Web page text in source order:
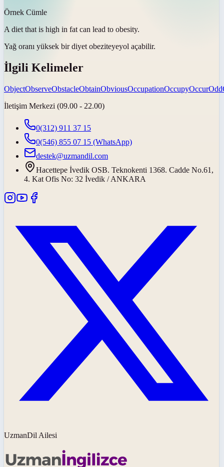
Örnek Cümle
A diet that is high in fat can lead to obesity.
Yağ oranı yüksek bir diyet obeziteyeyol açabilir.
İlgili Kelimeler
ObjectObserveObstacleObtainObviousOccupationOccupyOccurOdd
İletişim Merkezi (09.00 - 22.00)
0(312) 911 37 15
0(546) 855 07 15 (WhatsApp)
destek@uzmandil.com
Hacettepe İvedik OSB. Teknokenti 1368. Cadde No.61,
4. Kat Ofis No: 32 İvedik / ANKARA
UzmanDil Ailesi